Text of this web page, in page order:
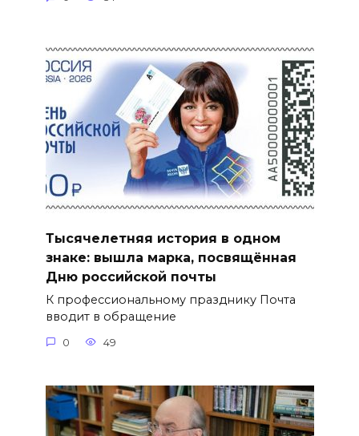
Тысячелетняя история в одном
знаке: вышла марка, посвящённая
Дню российской почты
К профессиональному празднику Почта
вводит в обращение
0 49